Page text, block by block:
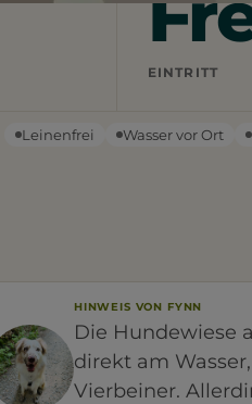
EINTRITT
Leinenfrei Wasser vor Ort
HINWEIS VON FYNN
Die Hundewiese
direkt am
Vierbeiner.